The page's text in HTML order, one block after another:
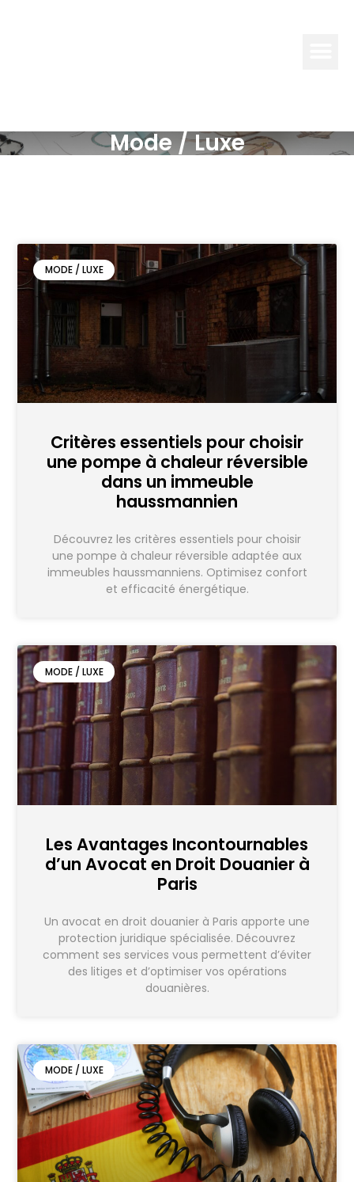
Mode / Luxe
MODE / LUXE
Critères essentiels pour choisir
une pompe à chaleur réversible
dans un immeuble
haussmannien
Découvrez les critères essentiels pour choisir
une pompe à chaleur réversible adaptée aux
immeubles haussmanniens. Optimisez confort
et efficacité énergétique.
MODE / LUXE
Les Avantages Incontournables
d’un Avocat en Droit Douanier à
Paris
Un avocat en droit douanier à Paris apporte une
protection juridique spécialisée. Découvrez
comment ses services vous permettent d’éviter
des litiges et d’optimiser vos opérations
douanières.
MODE / LUXE